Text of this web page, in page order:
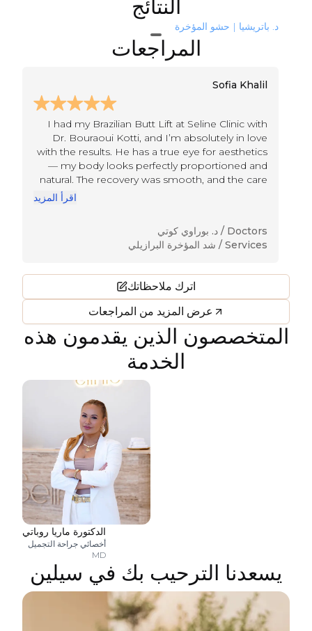
النتائج
د. باتريشيا | حشو المؤخرة
المراجعات
Sofia Khalil
I had my Brazilian Butt Lift at Seline Clinic with
Dr. Bouraoui Kotti, and I’m absolutely in love
with the results. He has a true eye for aesthetics
— my body looks perfectly proportioned and
natural. The recovery was smooth, and the care
from the entire team was exceptional. I finally
feel confident in my shape and so happy I
اقرأ المزيد
Doctors /
د. بوراوي كوتي
Services /
شد المؤخرة البرازيلي
اترك ملاحظاتك
عرض المزيد من المراجعات
المتخصصون الذين يقدمون هذه
الخدمة
الدكتورة ماريا روباتي
أخصائي جراحة التجميل
MD
يسعدنا الترحيب بك في سيلين